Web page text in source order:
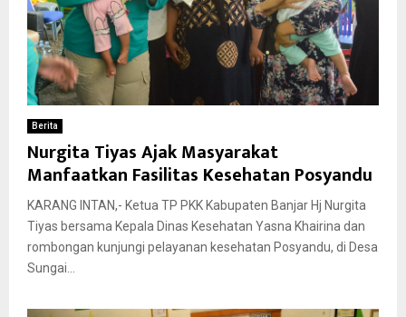
Berita
Nurgita Tiyas Ajak Masyarakat
Manfaatkan Fasilitas Kesehatan Posyandu
KARANG INTAN,- Ketua TP PKK Kabupaten Banjar Hj Nurgita
Tiyas bersama Kepala Dinas Kesehatan Yasna Khairina dan
rombongan kunjungi pelayanan kesehatan Posyandu, di Desa
Sungai...